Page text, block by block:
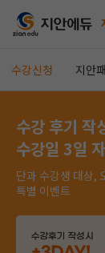
수강신청 지안
수강 후기 작
수강일 3일
단과 수강생 대상,
특별 이벤트